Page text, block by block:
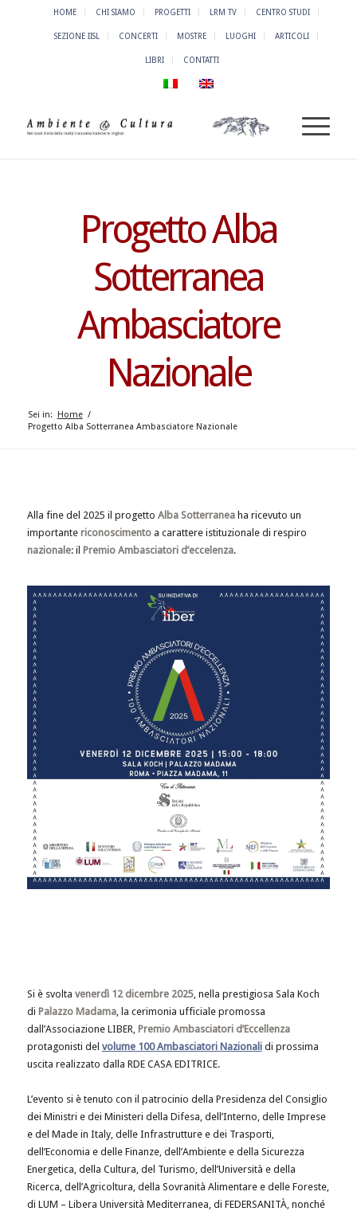
HOME CHI SIAMO PROGETTI LRM TV CENTRO STUDI
SEZIONE IISL CONCERTI MOSTRE LUOGHI ARTICOLI
LIBRI CONTATTI
Progetto Alba
Sotterranea
Ambasciatore
Nazionale
Sei in: Home /
Progetto Alba Sotterranea Ambasciatore Nazionale
Alla fine del 2025 il progetto Alba Sotterraneaha ricevuto un
importante riconoscimentoa carattere istituzionale di respiro
nazionale: il Premio Ambasciatori d’eccelenza.
Si è svolta venerdì 12 dicembre 2025, nella prestigiosa Sala Koch
di Palazzo Madama, la cerimonia ufficiale promossa
dall’Associazione LIBER, Premio Ambasciatori d’Eccellenza
protagonisti del volume 100 Ambasciatori Nazionalidi prossima
uscita realizzato dalla RDE CASA EDITRICE.
L’evento si è tenuto con il patrocinio della Presidenza del Consiglio
dei Ministri e dei Ministeri della Difesa, dell’Interno, delle Imprese
e del Made in Italy, delle Infrastrutture e dei Trasporti,
dell’Economia e delle Finanze, dell’Ambiente e della Sicurezza
Energetica, della Cultura, del Turismo, dell’Università e della
Ricerca, dell’Agricoltura, della Sovranità Alimentare e delle Foreste,
di LUM – Libera Università Mediterranea, di FEDERSANITÀ, nonché